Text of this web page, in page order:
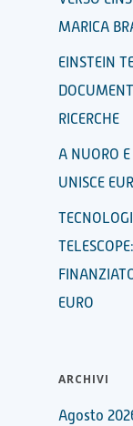
MARICA
EINSTEIN
RICERCHE
A NUORO
UNISCE
EURO
ARCHIVI
Agosto